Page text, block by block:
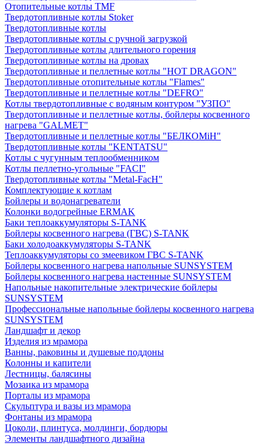
Отопительные котлы TMF
Твердотопливные котлы Stoker
Твердотопливные котлы
Твердотопливные котлы с ручной загрузкой
Твердотопливные котлы длительного горения
Твердотопливные котлы на дровах
Твердотопливные и пеллетные котлы "HOT DRAGON"
Твердотопливные отопительные котлы "Flames"
Твердотопливные и пеллетные котлы "DEFRO"
Котлы твердотопливные с водяным контуром "УЗПО"
Твердотопливные и пеллетные котлы, бойлеры косвенного
нагрева "GALMET"
Твердотопливные и пеллетные котлы "БЕЛКОМiН"
Твердотопливные котлы "KENTATSU"
Котлы с чугунным теплообменником
Котлы пеллетно-угольные "FACI"
Твердотопливные котлы "Metal-FacH"
Комплектующие к котлам
Бойлеры и водонагреватели
Колонки водогрейные ERMAK
Баки теплоаккумуляторы S-TANK
Бойлеры косвенного нагрева (ГВС) S-TANK
Баки холодоаккумуляторы S-TANK
Теплоаккумуляторы со змеевиком ГВС S-TANK
Бойлеры косвенного нагрева напольные SUNSYSTEM
Бойлеры косвенного нагрева настенные SUNSYSTEM
Напольные накопительные электрические бойлеры
SUNSYSTEM
Профессиональные напольные бойлеры косвенного нагрева
SUNSYSTEM
Ландшафт и декор
Изделия из мрамора
Ванны, раковины и душевые поддоны
Колонны и капители
Лестницы, балясины
Мозаика из мрамора
Порталы из мрамора
Скульптура и вазы из мрамора
Фонтаны из мрамора
Цоколи, плинтуса, молдинги, бордюры
Элементы ландшафтного дизайна